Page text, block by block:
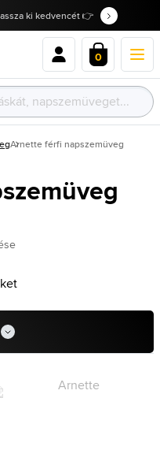
ki kedvencét 👉
0
Arnette férfi napszemüveg